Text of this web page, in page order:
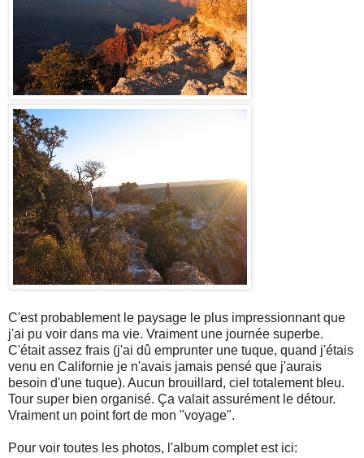
C'est probablement le paysage le plus impressionnant que
j'ai pu voir dans ma vie. Vraiment une journée superbe.
C'était assez frais (j'ai dû emprunter une tuque, quand j'étais
venu en Californie je n'avais jamais pensé que j'aurais
besoin d'une tuque). Aucun brouillard, ciel totalement bleu.
Tour super bien organisé. Ça valait assurément le détour.
Vraiment un point fort de mon "voyage".
Pour voir toutes les photos, l'album complet est ici: